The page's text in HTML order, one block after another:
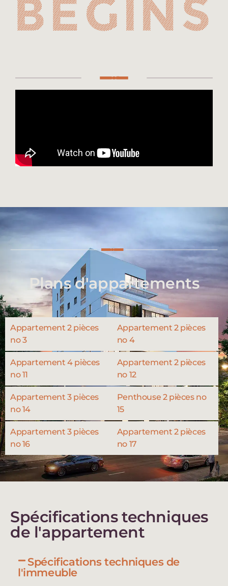
Plans d'appartements
Appartement 2 pièces
no 3
Appartement 2 pièces
no 4
Appartement 4 pièces
no 11
Appartement 2 pièces
no 12
Appartement 3 pièces
no 14
Penthouse 2 pièces no
15
Appartement 3 pièces
no 16
Appartement 2 pièces
no 17
Spécifications techniques
de l'appartement
Spécifications techniques de
l'immeuble